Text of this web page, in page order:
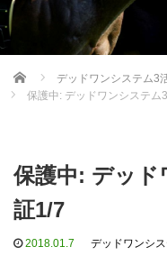
Home
デッドワンシステム3
保護中: デッドワンシステム
保護中: デッド
証1/7
2018.01.7 デッドワンシ